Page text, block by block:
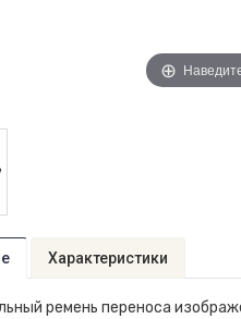
Характеристики
ремень переноса